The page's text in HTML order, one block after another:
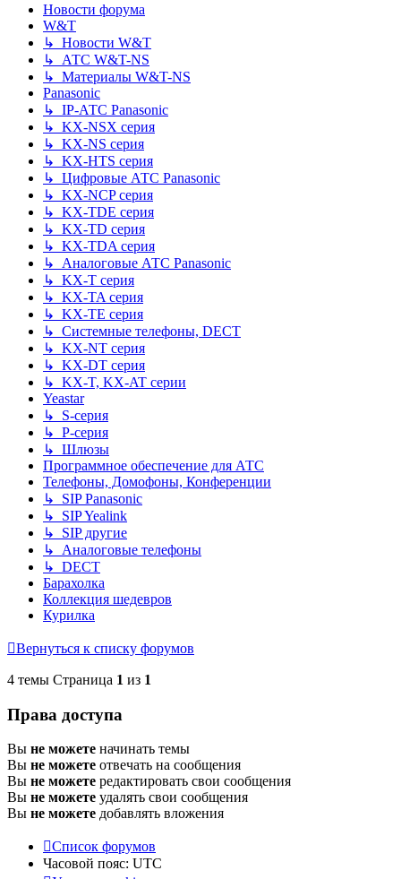
Новости форума
W&T
↳ Новости W&T
↳ АТС W&T-NS
↳ Материалы W&T-NS
Panasonic
↳ IP-АТС Panasonic
↳ KX-NSX серия
↳ KX-NS серия
↳ KX-HTS серия
↳ Цифровые АТС Panasonic
↳ KX-NCP серия
↳ KX-TDE серия
↳ KX-TD серия
↳ KX-TDA серия
↳ Аналоговые АТС Panasonic
↳ KX-T серия
↳ KX-TA серия
↳ KX-TE серия
↳ Системные телефоны, DECT
↳ KX-NT серия
↳ KX-DT серия
↳ KX-T, KX-AT серии
Yeastar
↳ S-серия
↳ P-серия
↳ Шлюзы
Программное обеспечение для АТС
Телефоны, Домофоны, Конференции
↳ SIP Panasonic
↳ SIP Yealink
↳ SIP другие
↳ Аналоговые телефоны
↳ DECT
Барахолка
Коллекция шедевров
Курилка
Вернуться к списку форумов
4 темы Страница 1 из 1
Права доступа
Вы не можете начинать темы
Вы не можете отвечать на сообщения
Вы не можете редактировать свои сообщения
Вы не можете удалять свои сообщения
Вы не можете добавлять вложения
Список форумов
Часовой пояс: UTC